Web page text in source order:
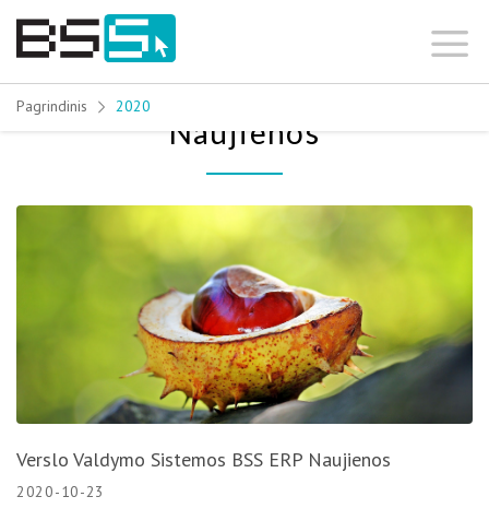
Skip
Pagrindinis 2020
Naujienos
Verslo Valdymo Sistemos BSS ERP Naujienos
2020-10-23